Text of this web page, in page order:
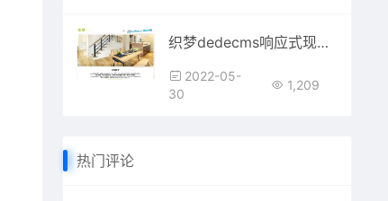
织梦dedecms响应式现代简约家装设计公司网站模板(自适应手机移动端)
2022-05-
30
1,209
热门评论